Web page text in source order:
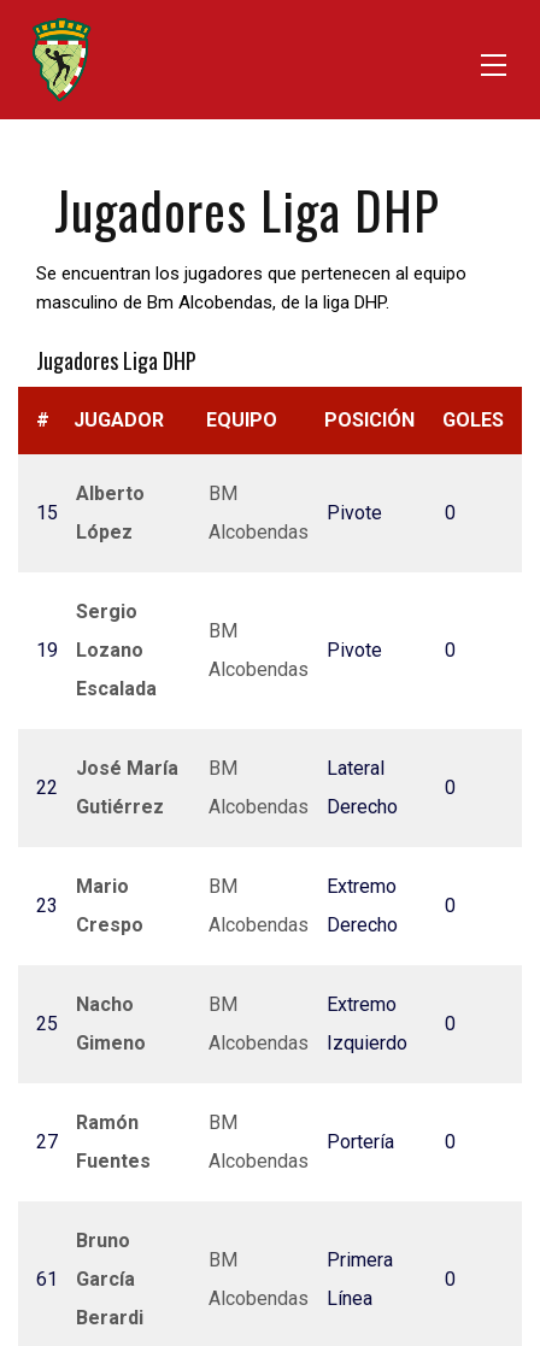
Jugadores Liga DHP
Se encuentran los jugadores que pertenecen al equipo
masculino de Bm Alcobendas, de la liga DHP.
Jugadores Liga DHP
# JUGADOR EQUIPO POSICIÓN GOLES
15
Alberto
López
BM
Alcobendas
Pivote 0
19
Sergio
Lozano
Escalada
BM
Alcobendas
Pivote 0
22
José María
Gutiérrez
BM
Alcobendas
Lateral
Derecho
0
23
Mario
Crespo
BM
Alcobendas
Extremo
Derecho
0
25
Nacho
Gimeno
BM
Alcobendas
Extremo
Izquierdo
0
27
Ramón
Fuentes
BM
Alcobendas
Portería 0
61
Bruno
García
Berardi
BM
Alcobendas
Primera
Línea
0